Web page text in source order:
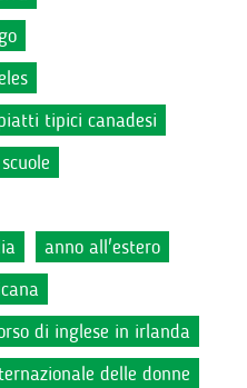
tipici canadesi
anno all'estero
di inglese in irlanda
delle donne